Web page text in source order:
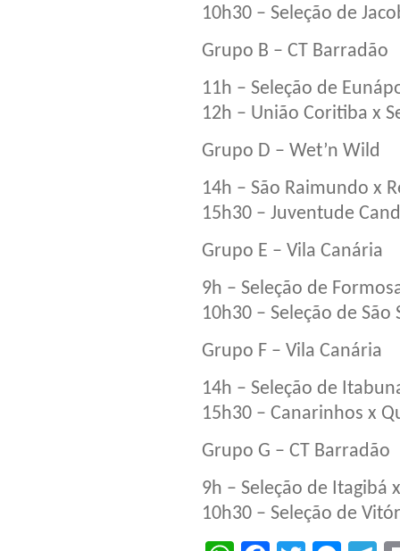
10h30 – Seleção de
Grupo B – CT Barradão
11h – Seleção de
12h – União Coritiba x
Grupo D – Wet’n Wild
14h – São Raimundo x
15h30 – Juventude
Grupo E – Vila Canária
9h – Seleção de
10h30 – Seleção de
Grupo F – Vila Canária
14h – Seleção de
15h30 – Canarinhos x
Grupo G – CT Barradão
9h – Seleção de Itagibá
10h30 – Seleção de